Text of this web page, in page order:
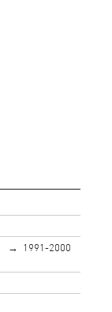
1991-2000